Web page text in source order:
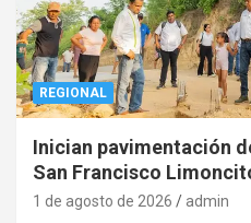
REGIONAL
Inician pavimentación
San Francisco
1 de agosto de 2026 admin